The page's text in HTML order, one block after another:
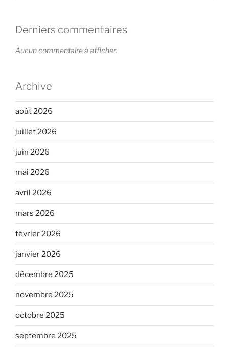
Derniers commentaires
Aucun commentaire à afficher.
Archive
août 2026
juillet 2026
juin 2026
mai 2026
avril 2026
mars 2026
février 2026
janvier 2026
décembre 2025
novembre 2025
octobre 2025
septembre 2025